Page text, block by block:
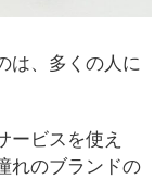
は、多くの人に
ービスを使え
れのブランドの